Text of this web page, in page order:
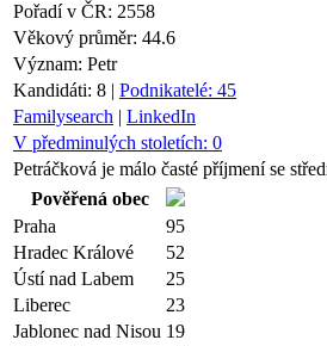
Pořadí v ČR: 2558
Věkový průměr: 44.6
Význam: Petr
Kandidáti: 8 | Podnikatelé: 45
Familysearch | LinkedIn
V předminulých stoletích: 0
Petráčková je málo časté příjmení se
Pověřená obec
Praha
95
Hradec Králové
52
Ústí nad Labem
25
Liberec
23
Jablonec nad Nisou 19